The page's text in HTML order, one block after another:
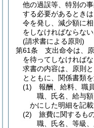
他の過誤等、特別の
する必要があるとき
令を発し、減少額に
をしなければならない
(請求書による原則)
第61条
支出命令は、
を待ってしなければな
求書の内容は、原則
とともに、関係書類
(1)
報酬、給料、職
職、氏名、給与
かにした明細を記載
(2)
旅費に関するも
職、氏名、等級